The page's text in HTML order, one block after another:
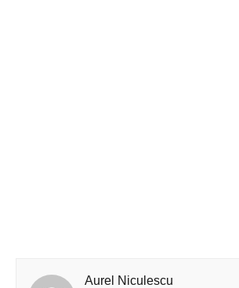
Aurel Niculescu